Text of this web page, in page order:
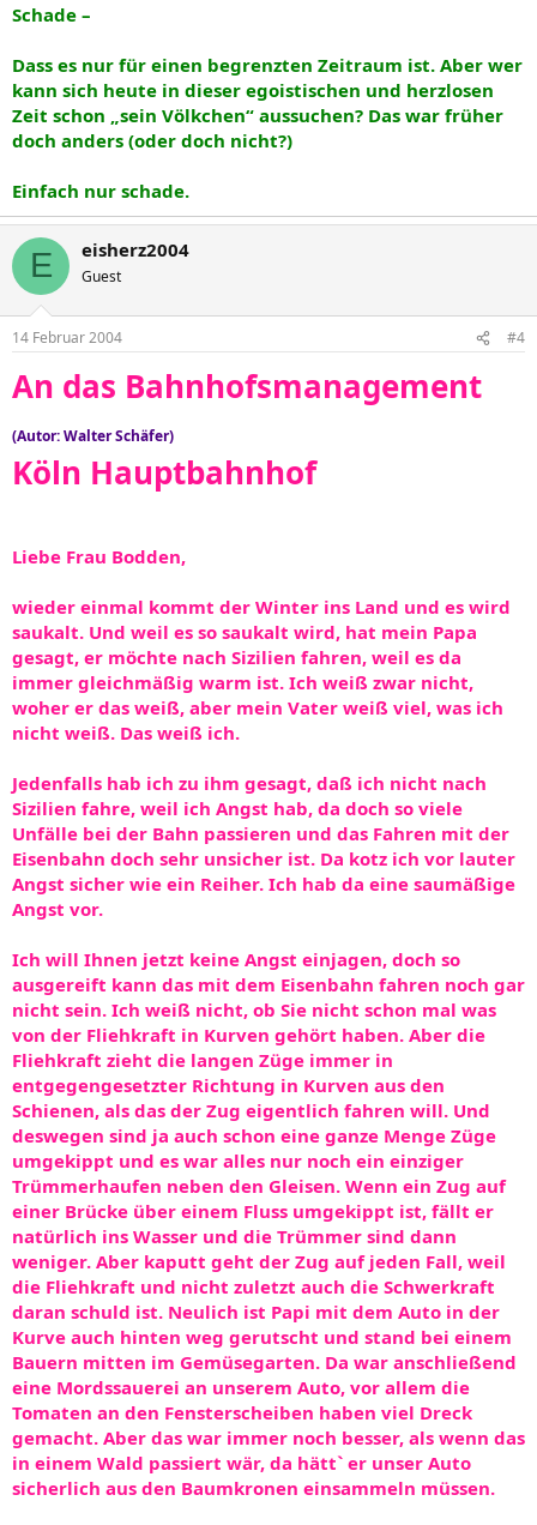
Schade –
Dass es nur für einen begrenzten Zeitraum ist. Aber wer
kann sich heute in dieser egoistischen und herzlosen
Zeit schon „sein Völkchen“ aussuchen? Das war früher
doch anders (oder doch nicht?)
Einfach nur schade.
E eisherz2004
Guest
14 Februar 2004 #4
An das Bahnhofsmanagement
(Autor: Walter Schäfer)
Köln Hauptbahnhof
Liebe Frau Bodden,
wieder einmal kommt der Winter ins Land und es wird
saukalt. Und weil es so saukalt wird, hat mein Papa
gesagt, er möchte nach Sizilien fahren, weil es da
immer gleichmäßig warm ist. Ich weiß zwar nicht,
woher er das weiß, aber mein Vater weiß viel, was ich
nicht weiß. Das weiß ich.
Jedenfalls hab ich zu ihm gesagt, daß ich nicht nach
Sizilien fahre, weil ich Angst hab, da doch so viele
Unfälle bei der Bahn passieren und das Fahren mit der
Eisenbahn doch sehr unsicher ist. Da kotz ich vor lauter
Angst sicher wie ein Reiher. Ich hab da eine saumäßige
Angst vor.
Ich will Ihnen jetzt keine Angst einjagen, doch so
ausgereift kann das mit dem Eisenbahn fahren noch gar
nicht sein. Ich weiß nicht, ob Sie nicht schon mal was
von der Fliehkraft in Kurven gehört haben. Aber die
Fliehkraft zieht die langen Züge immer in
entgegengesetzter Richtung in Kurven aus den
Schienen, als das der Zug eigentlich fahren will. Und
deswegen sind ja auch schon eine ganze Menge Züge
umgekippt und es war alles nur noch ein einziger
Trümmerhaufen neben den Gleisen. Wenn ein Zug auf
einer Brücke über einem Fluss umgekippt ist, fällt er
natürlich ins Wasser und die Trümmer sind dann
weniger. Aber kaputt geht der Zug auf jeden Fall, weil
die Fliehkraft und nicht zuletzt auch die Schwerkraft
daran schuld ist. Neulich ist Papi mit dem Auto in der
Kurve auch hinten weg gerutscht und stand bei einem
Bauern mitten im Gemüsegarten. Da war anschließend
eine Mordssauerei an unserem Auto, vor allem die
Tomaten an den Fensterscheiben haben viel Dreck
gemacht. Aber das war immer noch besser, als wenn das
in einem Wald passiert wär, da hätt` er unser Auto
sicherlich aus den Baumkronen einsammeln müssen.